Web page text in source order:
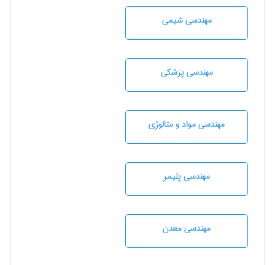
مهندسي شيمی
مهندسی پزشکی
مهندسی مواد و متالوژی
مهندسی پليمر
مهندسی معدن